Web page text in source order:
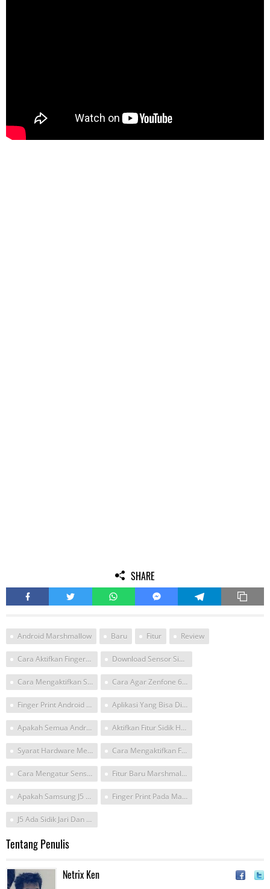
SHARE
Android Marshmallow Baru Fitur Review
Cara Aktifkan Fingerprint Samsung J5 Ke Marshmallow Download Sensor Sidik Jari Untuk Marsmellow Di Hp Asus Selfie
Cara Mengaktifkan Sidik Jari Android Marshmallow Cara Agar Zenfone 6 Menggunakan Fitur Fingerprint
Finger Print Android Os6 Aplikasi Yang Bisa Dijalankan Oleh Marshmallow
Apakah Semua Android Marshmallow Bisa Fingerprint Aktifkan Fitur Sidik Hari Android Marshmallow Samsung J5
Syarat Hardware Menggunakan Marshmallow Cara Mengaktifkan Fingerprint Android Marshmallow
Cara Mengatur Sensor Sidik Jari Pada Zenfone 2 Laser Marsmellow Fitur Baru Marshmallow
Apakah Samsung J5 Yg Sudah Android Smartmallow Bisa Pakai Pinger Scan Finger Print Pada Marshmallow Himax Y12
J5 Ada Sidik Jari Dan Marsmallow
Tentang Penulis
Netrix Ken